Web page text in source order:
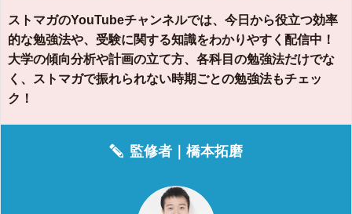
ストマガのYouTubeチャンネルでは、今日から役立つ効率
的な勉強法や、受験に関する知識をわかりやすく配信中！
大学の傾向分析や計画の立て方、各科目の勉強法だけでな
く、ストマガで振れられない時期ごとの勉強法もチェッ
ク！
監修者｜橋本拓磨